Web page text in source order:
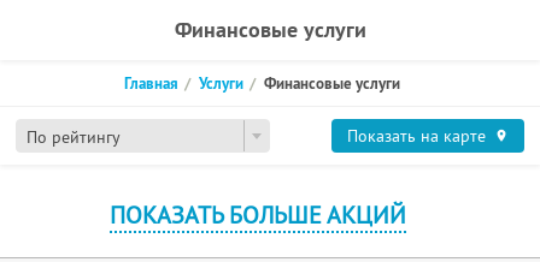
Финансовые услуги
По рейтингу
Главная Услуги Финансовые услуги
Показать на карте
ПОКАЗАТЬ БОЛЬШЕ АКЦИЙ